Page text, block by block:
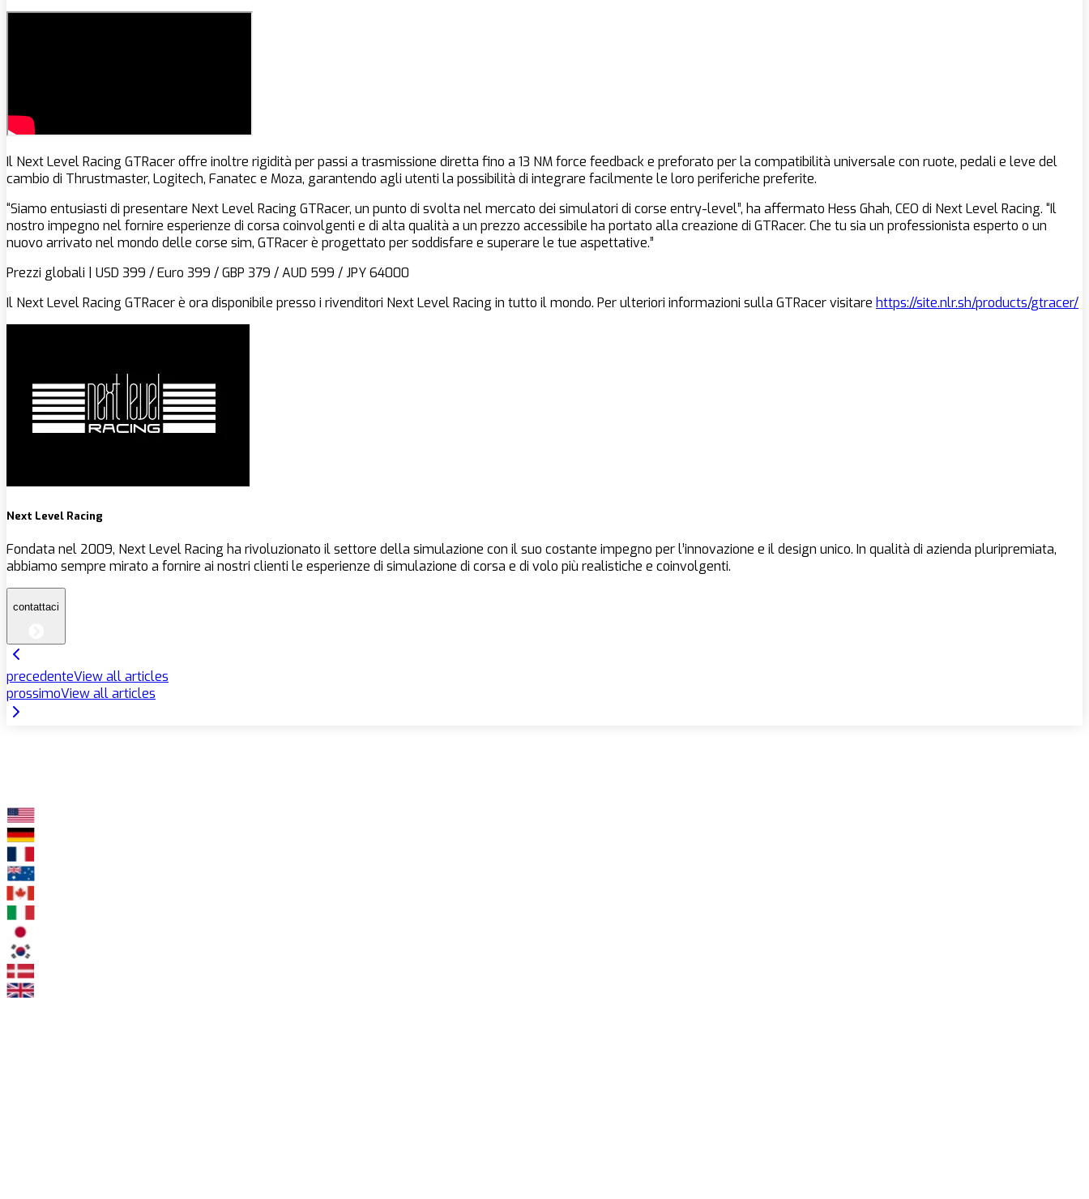
Il Next Level Racing GTRacer offre inoltre rigidità per passi a trasmissione diretta fino a 13 NM force feedback e preforato per la compatibilità universale con ruote, pedali e leve del
cambio di Thrustmaster, Logitech, Fanatec e Moza, garantendo agli utenti la possibilità di integrare facilmente le loro periferiche preferite.
“Siamo entusiasti di presentare Next Level Racing GTRacer, un punto di svolta nel mercato dei simulatori di corse entry-level”, ha affermato Hess Ghah, CEO di Next Level Racing. “Il
nostro impegno nel fornire esperienze di corsa coinvolgenti e di alta qualità a un prezzo accessibile ha portato alla creazione di GTRacer. Che tu sia un professionista esperto o un
nuovo arrivato nel mondo delle corse sim, GTRacer è progettato per soddisfare e superare le tue aspettative.”
Prezzi globali | USD 399 / Euro 399 / GBP 379 / AUD 599 / JPY 64000
Il Next Level Racing GTRacer è ora disponibile presso i rivenditori Next Level Racing in tutto il mondo. Per ulteriori informazioni sulla GTRacer visitare https://site.nlr.sh/products/gtracer/
Next Level Racing
Fondata nel 2009, Next Level Racing ha rivoluzionato il settore della simulazione con il suo costante impegno per l’innovazione e il design unico. In qualità di azienda pluripremiata,
abbiamo sempre mirato a fornire ai nostri clienti le esperienze di simulazione di corsa e di volo più realistiche e coinvolgenti.
contattaci
precedenteView all articles
prossimoView all articles